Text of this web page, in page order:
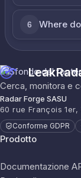
6 Where
Cerca, monitora e
Radar Forge SASU
60 rue François
Conforme GDPR
Prodotto
Documentazione